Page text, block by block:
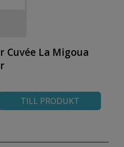
Cuvée La Migoua
TILL PRODUKT